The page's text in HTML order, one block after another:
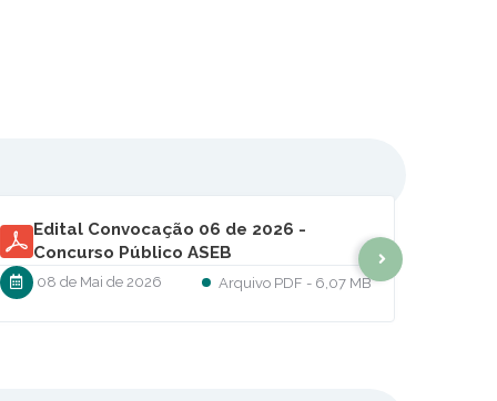
Formulário para recebimento de
benefício Lei
08 de Abr de 2026 DOCX 45,98 KB